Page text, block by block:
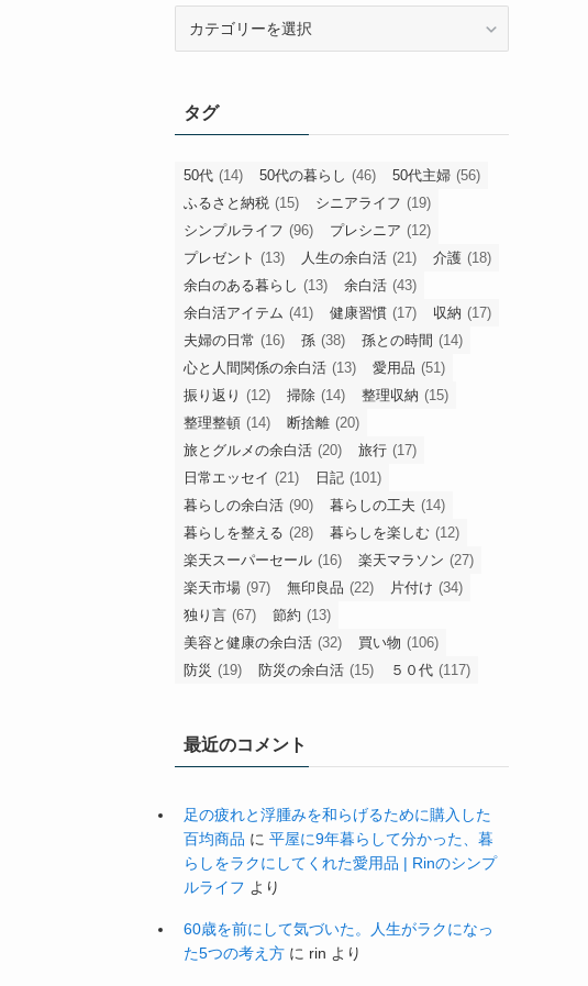
リ
ー
タグ
50代 (14) 50代の暮らし (46) 50代主婦 (56)
ふるさと納税 (15) シニアライフ (19)
シンプルライフ (96) プレシニア (12)
プレゼント (13) 人生の余白活 (21) 介護 (18)
余白のある暮らし (13) 余白活 (43)
余白活アイテム (41) 健康習慣 (17) 収納 (17)
夫婦の日常 (16) 孫 (38) 孫との時間 (14)
心と人間関係の余白活 (13) 愛用品 (51)
振り返り (12) 掃除 (14) 整理収納 (15)
整理整頓 (14) 断捨離 (20)
旅とグルメの余白活 (20) 旅行 (17)
日常エッセイ (21) 日記 (101)
暮らしの余白活 (90) 暮らしの工夫 (14)
暮らしを整える (28) 暮らしを楽しむ (12)
楽天スーパーセール (16) 楽天マラソン (27)
楽天市場 (97) 無印良品 (22) 片付け (34)
独り言 (67) 節約 (13)
美容と健康の余白活 (32) 買い物 (106)
防災 (19) 防災の余白活 (15) ５０代 (117)
最近のコメント
足の疲れと浮腫みを和らげるために購入した
百均商品 に 平屋に9年暮らして分かった、暮
らしをラクにしてくれた愛用品 | Rinのシンプ
ルライフ より
60歳を前にして気づいた。人生がラクになっ
た5つの考え方 に rin より